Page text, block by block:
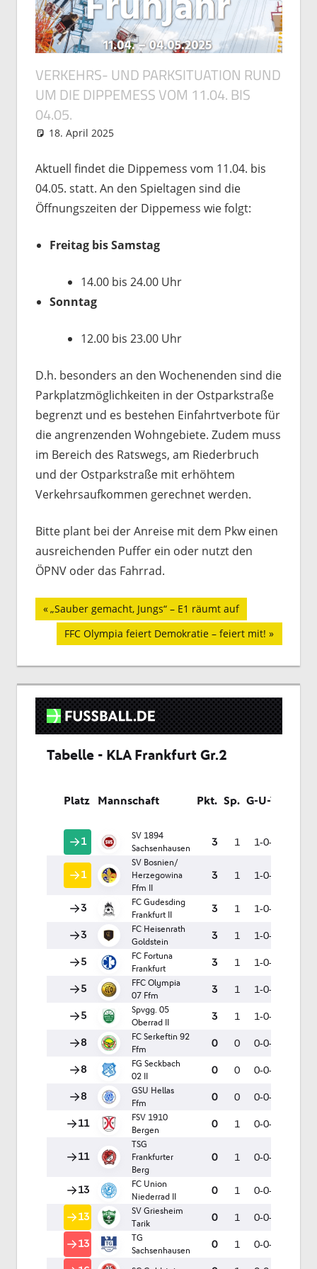
VERKEHRS- UND PARKSITUATION RUND
UM DIE DIPPEMESS VOM 11.04. BIS
04.05.
18. April 2025
Aktuell findet die Dippemess vom 11.04. bis
04.05. statt. An den Spieltagen sind die
Öffnungszeiten der Dippemess wie folgt:
Freitag bis Samstag
14.00 bis 24.00 Uhr
Sonntag
12.00 bis 23.00 Uhr
D.h. besonders an den Wochenenden sind die
Parkplatzmöglichkeiten in der Ostparkstraße
begrenzt und es bestehen Einfahrtverbote für
die angrenzenden Wohngebiete. Zudem muss
im Bereich des Ratswegs, am Riederbruch
und der Ostparkstraße mit erhöhtem
Verkehrsaufkommen gerechnet werden.
Bitte plant bei der Anreise mit dem Pkw einen
ausreichenden Puffer ein oder nutzt den
ÖPNV oder das Fahrrad.
Beitragsnavigation
Vorheriger
Beitrag:
„Sauber gemacht, Jungs“ – E1 räumt auf
Nächster
FFC Olympia feiert Demokratie – feiert mit!